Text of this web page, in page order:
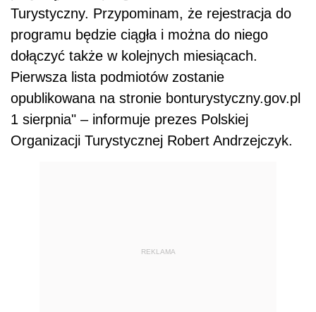
Turystyczny. Przypominam, że rejestracja do
programu będzie ciągła i można do niego
dołączyć także w kolejnych miesiącach.
Pierwsza lista podmiotów zostanie
opublikowana na stronie bonturystyczny.gov.pl
1 sierpnia" – informuje prezes Polskiej
Organizacji Turystycznej Robert Andrzejczyk.
REKLAMA